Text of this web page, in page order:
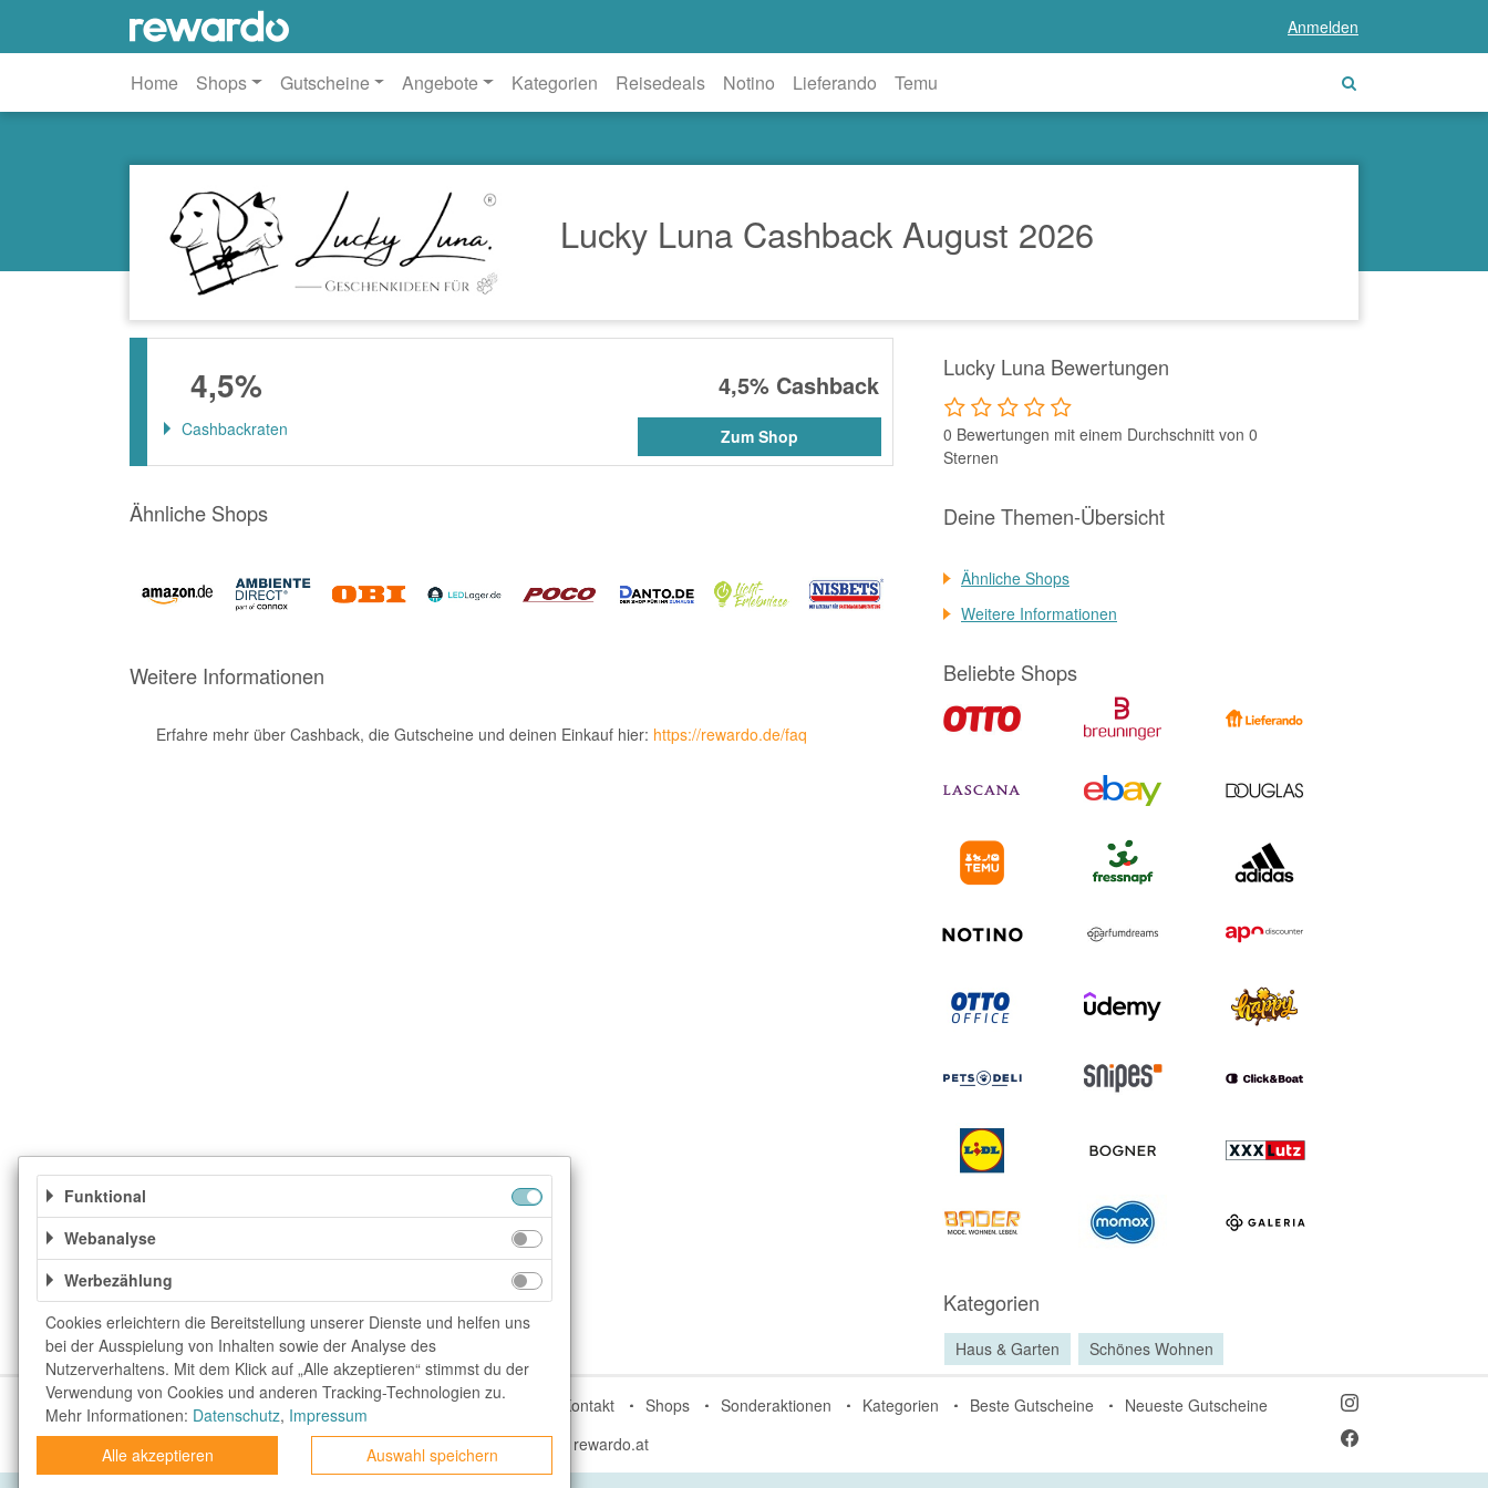
Anmelden
Home Shops Gutscheine Angebote Kategorien Reisedeals Notino Lieferando Temu
Lucky Luna Cashback August 2026
4,5% 4,5% Cashback
Cashbackraten Zum Shop
Ähnliche Shops
Weitere Informationen
Erfahre mehr über Cashback, die Gutscheine und deinen Einkauf hier: https://rewardo.de/faq
Lucky Luna Bewertungen
0 Bewertungen mit einem Durchschnitt von 0
Sternen
Deine Themen-Übersicht
Ähnliche Shops
Weitere Informationen
Beliebte Shops
Kategorien
Haus & Garten Schönes Wohnen
Über uns Unser Team FAQ blog.rewardo.de Kontakt Shops Sonderaktionen Kategorien Beste Gutscheine
Neueste Gutscheine
Top Gutscheine
Exklusive Gutscheine rewardo.ch rewardo.at
Funktional
Webanalyse
Werbezählung
Cookies erleichtern die Bereitstellung unserer Dienste und helfen uns
bei der Ausspielung von Inhalten sowie der Analyse des
Nutzerverhaltens. Mit dem Klick auf „Alle akzeptieren“ stimmst du der
Verwendung von Cookies und anderen Tracking-Technologien zu.
Mehr Informationen: Datenschutz, Impressum
Alle akzeptieren
Auswahl speichern